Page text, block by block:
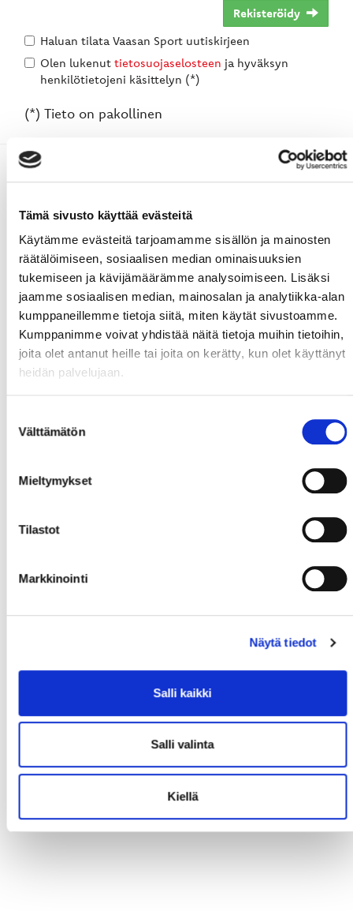
Tämä sivusto käyttää evästeitä
Käytämme evästeitä tarjoamamme sisällön ja mainosten
räätälöimiseen, sosiaalisen median ominaisuuksien
tukemiseen ja kävijämäärämme analysoimiseen. Lisäksi
jaamme sosiaalisen median, mainosalan ja analytiikka-alan
kumppaneillemme tietoja siitä, miten käytät sivustoamme.
Kumppanimme voivat yhdistää näitä tietoja muihin tietoihin,
joita olet antanut heille tai joita on kerätty, kun olet käyttänyt
heidän palvelujaan.
valinta
Välttämätön
Mieltymykset
Tilastot
Markkinointi
Näytä tiedot
Salli kaikki
Salli valinta
Kiellä
Rekisteröidy
Haluan tilata Vaasan Sport uutiskirjeen
Olen lukenut tietosuojaselosteen ja hyväksyn
henkilötietojeni käsittelyn (*)
(*) Tieto on pakollinen